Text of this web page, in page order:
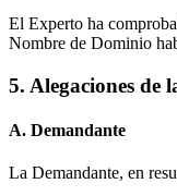
El Experto ha
Nombre de Dominio
5. Alegaciones de
A. Demandante
La Demandante, en